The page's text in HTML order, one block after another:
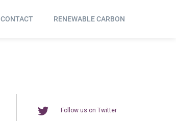
CONTACT RENEWABLE CARBON
Follow us on Twitter